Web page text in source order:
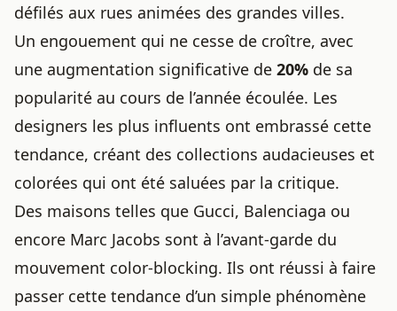
défilés aux rues animées des grandes villes.
Un engouement qui ne cesse de croître, avec
une augmentation significative de 20% de sa
popularité au cours de l’année écoulée. Les
designers les plus influents ont embrassé cette
tendance, créant des collections audacieuses et
colorées qui ont été saluées par la critique.
Des maisons telles que Gucci, Balenciaga ou
encore Marc Jacobs sont à l’avant-garde du
mouvement color-blocking. Ils ont réussi à faire
passer cette tendance d’un simple phénomène